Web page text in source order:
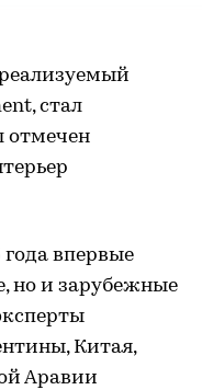
стал
отмечен
впервые
но и зарубежные
Китая,
Аравии